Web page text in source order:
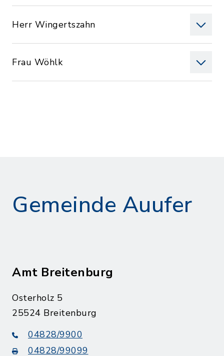
Herr Wingertszahn
Frau Wöhlk
Gemeinde Auufer
Amt Breitenburg
Osterholz 5
25524 Breitenburg
04828/9900
04828/99099